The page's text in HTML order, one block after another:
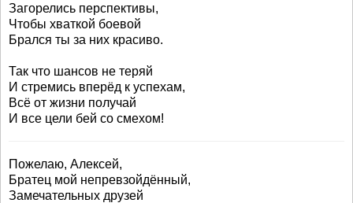
Загорелись перспективы,
Чтобы хваткой боевой
Брался ты за них красиво.
Так что шансов не теряй
И стремись вперёд к успехам,
Всё от жизни получай
И все цели бей со смехом!
Пожелаю, Алексей,
Братец мой непревзойдённый,
Замечательных друзей